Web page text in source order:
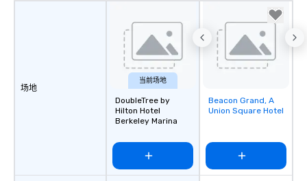
场地
当前场地
DoubleTree by
Hilton Hotel
Berkeley Marina
Removed from
favorites
Beacon Grand, A
Union Square Hotel